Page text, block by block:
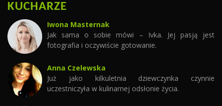
KUCHARZE
Iwona Masternak
Jak sama o sobie mówi – Ivka. Jej pasją jest
fotografia i oczywiście gotowanie.
Anna Czelewska
Już jako kilkuletnia dziewczynka czynnie
uczestniczyła w kulinarnej odsłonie życia.